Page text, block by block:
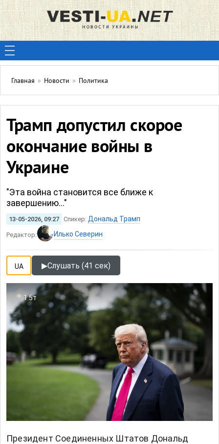
Главная » Новости » Политика
Трамп допустил скорое
окончание войны в
Украине
"Эта война становится все ближе к
завершению..."
13-05-2026, 09:27 Спикер: Дональд Трамп
Редактор: Илько Северин
UA ▶Слушать (41 сек)
1.5т
Президент Соединенных Штатов Дональд